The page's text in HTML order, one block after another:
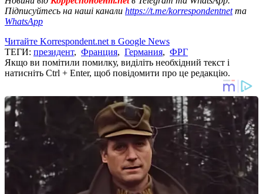
Підписуйтесь на наші канали https://t.me/korrespondentnetта
WhatsApp
Читайте Korrespondent.net в Google News
ТЕГИ: президент, Франция, Германия, ФРГ
Якщо ви помітили помилку, виділіть необхідний текст і
натисніть Ctrl + Enter, щоб повідомити про це редакцію.